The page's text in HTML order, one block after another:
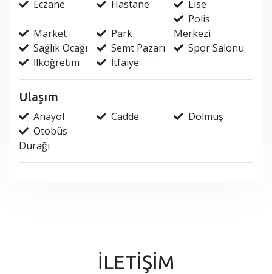
Eczane
Hastane Lise
Market Park
Polis
Merkezi
Sağlık Ocağı
Semt Pazarı
Spor Salonu
İlköğretim
İtfaiye
Ulaşım
Anayol Cadde
Dolmuş
Otobüs
Durağı
İLETİŞİM